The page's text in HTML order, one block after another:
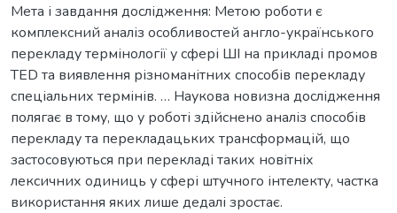
Мета і завдання дослідження: Метою роботи є
комплексний аналіз особливостей англо-українського
перекладу термінології у сфері ШІ на прикладі промов
TED та виявлення різноманітних способів перекладу
спеціальних термінів. … Наукова новизна дослідження
полягає в тому, що у роботі здійснено аналіз способів
перекладу та перекладацьких трансформацій, що
застосовуються при перекладі таких новітніх
лексичних одиниць у сфері штучного інтелекту, частка
використання яких лише дедалі зростає.